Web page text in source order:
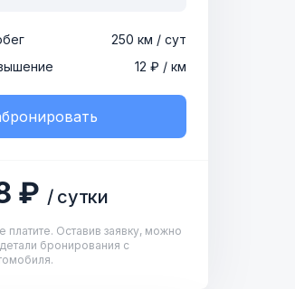
250 км / сут
12 ₽ / км
₽ / сутки
платите. Оставив заявку, можно
бронирования с